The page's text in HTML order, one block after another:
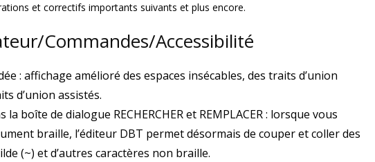
et correctifs importants suivants et plus encore.
Commandes/Accessibilité
: affichage amélioré des espaces insécables, des traits d’union
d’union assistés.
boîte de dialogue RECHERCHER et REMPLACER : lorsque vous
braille, l’éditeur DBT permet désormais de couper et coller des
(~) et d’autres caractères non braille.